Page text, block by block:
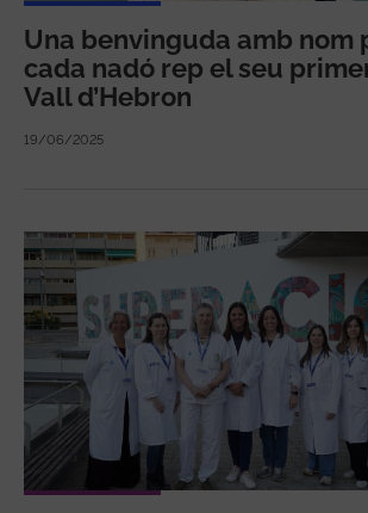
Una benvinguda amb nom
cada nadó rep el seu
Vall d’Hebron
19/06/2025